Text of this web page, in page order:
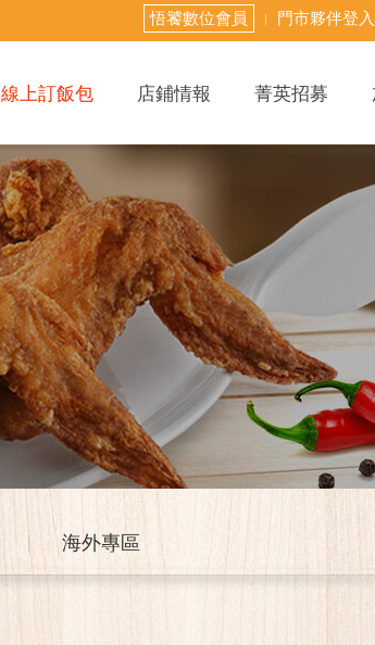
悟饕數位會員 門市夥伴登入
線上訂飯包 店鋪情報 菁英招募
海外專區